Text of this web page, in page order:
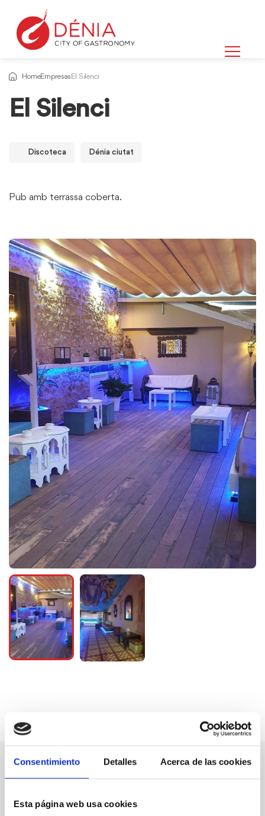
Consentimiento Detalles Acerca de las cookies
Esta página web usa cookies
HomeEmpresas El Silenci
El Silenci
Discoteca Dénia ciutat
Pub amb terrassa coberta.